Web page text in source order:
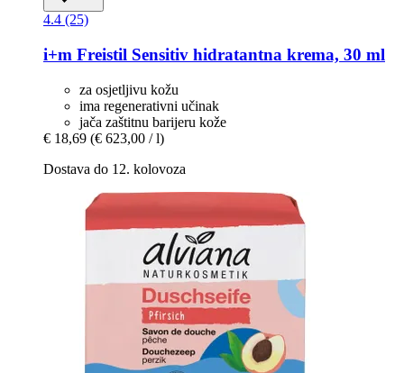
4.4 (25)
i+m Freistil Sensitiv hidratantna krema, 30 ml
za osjetljivu kožu
ima regenerativni učinak
jača zaštitnu barijeru kože
€ 18,69 (€ 623,00 / l)
Dostava do 12. kolovoza